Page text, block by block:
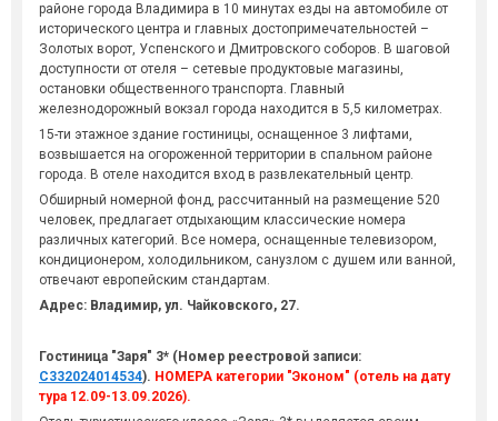
районе города Владимира в 10 минутах езды на автомобиле от
исторического центра и главных достопримечательностей –
Золотых ворот, Успенского и Дмитровского соборов. В шаговой
доступности от отеля – сетевые продуктовые магазины,
остановки общественного транспорта. Главный
железнодорожный вокзал города находится в 5,5 километрах.
15-ти этажное здание гостиницы, оснащенное 3 лифтами,
возвышается на огороженной территории в спальном районе
города. В отеле находится вход в развлекательный центр.
Обширный номерной фонд, рассчитанный на размещение 520
человек, предлагает отдыхающим классические номера
различных категорий. Все номера, оснащенные телевизором,
кондиционером, холодильником, санузлом с душем или ванной,
отвечают европейским стандартам.
Адрес: Владимир, ул. Чайковского, 27.
Гостиница "Заря" 3* (Номер реестровой записи:
С332024014534). НОМЕРА категории "Эконом" (отель на дату
тура 12.09-13.09.2026).